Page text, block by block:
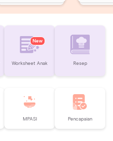
New
Worksheet Anak Resep
MPASI Pencapaian